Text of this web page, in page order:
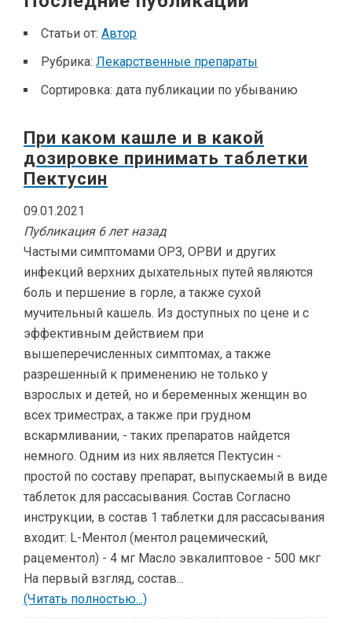
Статьи от: Автор
Рубрика: Лекарственные препараты
Сортировка: дата публикации по убыванию
При каком кашле и в какой
дозировке принимать таблетки
Пектусин
09.01.2021
Публикация 6 лет назад
Частыми симптомами ОРЗ, ОРВИ и других
инфекций верхних дыхательных путей являются
боль и першение в горле, а также сухой
мучительный кашель. Из доступных по цене и с
эффективным действием при
вышеперечисленных симптомах, а также
разрешенный к применению не только у
взрослых и детей, но и беременных женщин во
всех триместрах, а также при грудном
вскармливании, - таких препаратов найдется
немного. Одним из них является Пектусин -
простой по составу препарат, выпускаемый в виде
таблеток для рассасывания. Состав Согласно
инструкции, в состав 1 таблетки для рассасывания
входит: L-Ментол (ментол рацемический,
рацементол) - 4 мг Масло эвкалиптовое - 500 мкг
На первый взгляд, состав...
(Читать полностью...)